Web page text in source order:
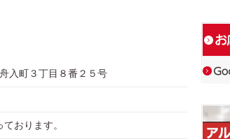
入町３丁目８番２５号
おります。